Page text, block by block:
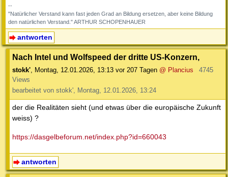
--
"Natürlicher Verstand kann fast jeden Grad an Bildung ersetzen, aber keine Bildung
den natürlichen Verstand." ARTHUR SCHOPENHAUER
antworten
Nach Intel und Wolfspeed der dritte US-Konzern,
stokk', Montag, 12.01.2026, 13:13 vor 207 Tagen @ Plancius
4745
Views
bearbeitet von stokk', Montag, 12.01.2026, 13:24
der die Realitäten sieht (und etwas über die europäische Zukunft
weiss) ?
https://dasgelbeforum.net/index.php?id=660043
antworten